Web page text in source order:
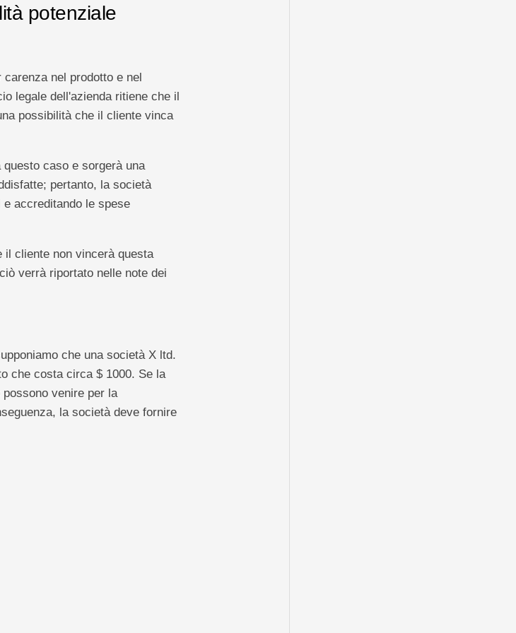
potenziale
nel prodotto e nel
legale dell'azienda ritiene che il
possibilità che il cliente vinca
caso e sorgerà una
pertanto, la società
accreditando le spese
il cliente non vincerà questa
verrà riportato nelle note dei
che una società X ltd.
che costa circa $ 1000. Se la
venire per la
la società deve fornire